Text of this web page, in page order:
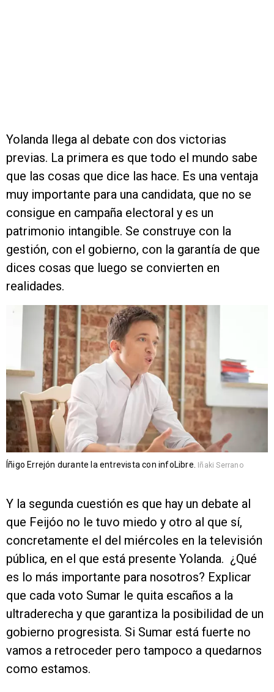
Yolanda llega al debate con dos victorias
previas. La primera es que todo el mundo sabe
que las cosas que dice las hace. Es una ventaja
muy importante para una candidata, que no se
consigue en campaña electoral y es un
patrimonio intangible. Se construye con la
gestión, con el gobierno, con la garantía de que
dices cosas que luego se convierten en
realidades.
Íñigo Errejón durante la entrevista con infoLibre. Iñaki Serrano
Y la segunda cuestión es que hay un debate al
que Feijóo no le tuvo miedo y otro al que sí,
concretamente el del miércoles en la televisión
pública, en el que está presente Yolanda. ¿Qué
es lo más importante para nosotros? Explicar
que cada voto Sumar le quita escaños a la
ultraderecha y que garantiza la posibilidad de un
gobierno progresista. Si Sumar está fuerte no
vamos a retroceder pero tampoco a quedarnos
como estamos.